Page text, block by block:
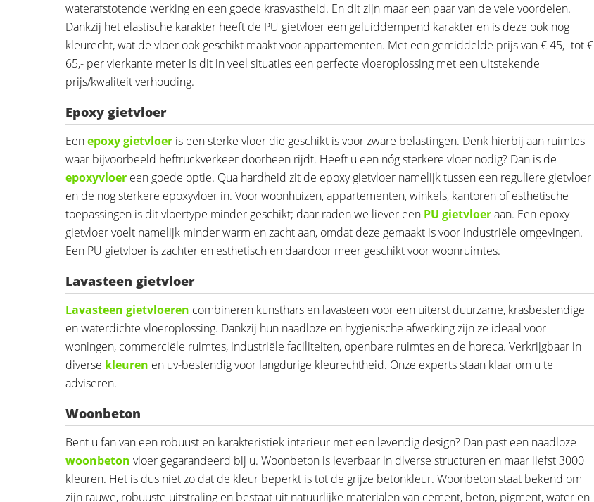
waterafstotende werking en een goede krasvastheid. En dit zijn maar een paar van de vele voordelen.
Dankzij het elastische karakter heeft de PU gietvloer een geluiddempend karakter en is deze ook nog
kleurecht, wat de vloer ook geschikt maakt voor appartementen. Met een gemiddelde prijs van € 45,- tot €
65,- per vierkante meter is dit in veel situaties een perfecte vloeroplossing met een uitstekende
prijs/kwaliteit verhouding.
Epoxy gietvloer
Eenepoxy gietvloer is een sterke vloer die geschikt is voor zware belastingen. Denk hierbij aan ruimtes
waar bijvoorbeeld heftruckverkeer doorheen rijdt. Heeft u een nóg sterkere vloer nodig? Dan is de
epoxyvloer een goede optie. Qua hardheid zit de epoxy gietvloer namelijk tussen een reguliere gietvloer
en de nog sterkere epoxyvloer in. Voor woonhuizen, appartementen, winkels, kantoren of esthetische
toepassingen is dit vloertype minder geschikt; daar raden we liever een PU gietvloeraan. Een epoxy
gietvloer voelt namelijk minder warm en zacht aan, omdat deze gemaakt is voor industriële omgevingen.
Een PU gietvloer is zachter en esthetisch en daardoor meer geschikt voor woonruimtes.
Lavasteen gietvloer
Lavasteen gietvloeren combineren kunsthars en lavasteen voor een uiterst duurzame, krasbestendige
en waterdichte vloeroplossing. Dankzij hun naadloze en hygiënische afwerking zijn ze ideaal voor
woningen, commerciële ruimtes, industriële faciliteiten, openbare ruimtes en de horeca. Verkrijgbaar in
diverse kleuren en uv-bestendig voor langdurige kleurechtheid. Onze experts staan klaar om u te
adviseren.
Woonbeton
Bent u fan van een robuust en karakteristiek interieur met een levendig design? Dan past een naadloze
woonbeton vloer gegarandeerd bij u. Woonbeton is leverbaar in diverse structuren en maar liefst 3000
kleuren. Het is dus niet zo dat de kleur beperkt is tot de grijze betonkleur. Woonbeton staat bekend om
zijn rauwe, robuuste uitstraling en bestaat uit natuurlijke materialen van cement, beton, pigment, water en